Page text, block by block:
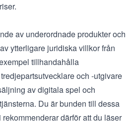
av underordnade produkter och
ytterligare juridiska villkor från
tillhandahålla
och -utgivare
av digitala spel och
Du är bunden till dessa
därför att du läser